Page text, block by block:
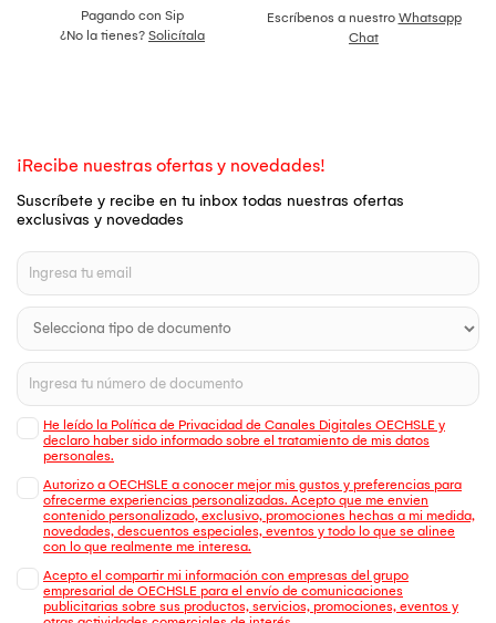
Pagando con Sip
¿No la tienes? Solicítala
Escríbenos a nuestro Whatsapp
Chat
¡Recibe nuestras ofertas y novedades!
Suscríbete y recibe en tu inbox todas nuestras ofertas
exclusivas y novedades
He leído la Política de Privacidad de Canales Digitales OECHSLE y
declaro haber sido informado sobre el tratamiento de mis datos
personales.
Autorizo a OECHSLE a conocer mejor mis gustos y preferencias para
ofrecerme experiencias personalizadas. Acepto que me envien
contenido personalizado, exclusivo, promociones hechas a mi medida,
novedades, descuentos especiales, eventos y todo lo que se alinee
con lo que realmente me interesa.
Acepto el compartir mi información con empresas del grupo
empresarial de OECHSLE para el envío de comunicaciones
publicitarias sobre sus productos, servicios, promociones, eventos y